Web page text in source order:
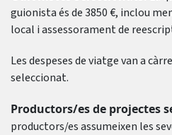
guionista és de 3850 €, inclou
local i assessorament de
Les despeses de viatge van a
seleccionat.
Productors/es de projectes
productors/es assumeixen les